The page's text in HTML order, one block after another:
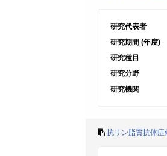
研究代表者
研究期間 (年度)
研究種目
研究分野
研究機関
抗リン脂質抗体